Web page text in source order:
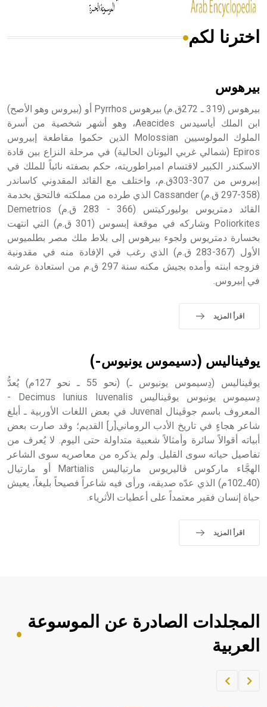
هل تعلم أن الأبسيد كلمة فرنسية اللفظ تم اعتمادها مصطلحاً
- هل تعلم أن أبجر Abgar اسم معروف جيداً يعود إلى عدد من
الملوك الذين حكموا مدينة إديسا (الرها) من أبجر الأول وحتى
التاسع، وهم ينتسبون إلى أسرة أوسروين
- هل تعلم أن الأبجدية الكنعانية تتألف من /22/ علامة كتابية
sign تكتب منفصلة غير متصلة، وتعتمد المبدأ الأكوروفوني،
حيث تقتصر القيمة الصوتية للعلامة الك
اخترنا لكم
بيرهوس
بيرهوس (319 ـ 272ق.م) بيرهوس Pyrrhos أو (بيروس وهو الأصح)
ابن الملك أياسيدس Aeacides، وهو أشهر شخصية من أسرة
الملوك المولوسيين Molossian الذين حكموا مقاطعة إبيروس
Epiros (شمالي غربي اليونان الحالية) في مرحلة النزاع بين قادة
الاسكندر الكبير لاقتسام امبراطوريته، حكم بصفته نائباً للملك في
إبيروس من 307-303ق.م، واختلف مع القائد المقدوني كاساندر
(358-297 ق.م) Cassander الذي طرده من مملكته فالتحق بخدمة
القائد دمتريوس بوليوركيتس (366 - 283 ق.م) Demetrios
Poliorkites وشاركه في موقعة إبسوس (301 ق.م) التي انتهت
بخسارة دمتريوس ولجوء بيرهوس إلى بلاط ملك مصر بطلميوس
الأول (367-283 ق.م) الذي رغب في الإفادة منه في مقدونية
فزوجه ابنته وأمده بجيش مكنه سنة 297 ق.م من استعادة عرشه
في إبيروس.
اقرأ المزيد
يوفيناليس (دسيموس يونيوس-)
يوڤيناليس (دِسيموس يونيوس ـ) (نحو 55 ـ نحو 127م) يُعدُّ
دِسيموس يونيوس يوڤيناليس Decimus Iunius Iuvenalis -
المعروف باسم جوڤينال Juvenal في بعض اللغات الأوربية ـ أبلغ
شاعر هجاءٍ في تاريخ الأدب الروماني[ر] القديم؛ وقد صارت بعض
أبياته أقوالاً سائرة وأمثالاً شعبية متداولة حتى اليوم. لا يُعرف من
تفاصيل حياته سوى القليل. ولم يذكره من معاصريه سوى الشاعر
الهجَّاء ماركوس ڤاليريوس مارتياليس Martialis أو مارتيال
(40ـ102م) الذي عدّه صديقه، ورأى فيه شاعراً فصيحاً بليغاً، يعيش
حياة إنسان فقير معتمداً على أعطيات الأثرياء.
اقرأ المزيد
المجلدات الصادرة عن الموسوعة
العربية